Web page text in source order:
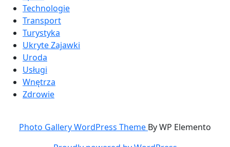
Technologie
Transport
Turystyka
Ukryte Zajawki
Uroda
Usługi
Wnętrza
Zdrowie
Photo Gallery WordPress Theme By WP Elemento